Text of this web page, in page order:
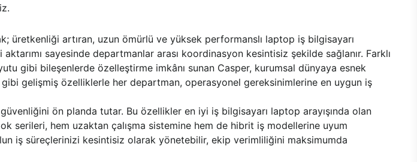
artıran, uzun ömürlü ve yüksek performanslı laptop iş bilgisayarı
sayesinde departmanlar arası koordinasyon kesintisiz şekilde sağlanır. Farklı
gibi bileşenlerde özelleştirme imkânı sunan Casper, kurumsal dünyaya esnek
gelişmiş özelliklerle her departman, operasyonel gereksinimlerine en uygun iş
güvenliğini ön planda tutar. Bu özellikler en iyi iş bilgisayarı laptop arayışında olan
serileri, hem uzaktan çalışma sistemine hem de hibrit iş modellerine uyum
iş süreçlerinizi kesintisiz olarak yönetebilir, ekip verimliliğini maksimumda